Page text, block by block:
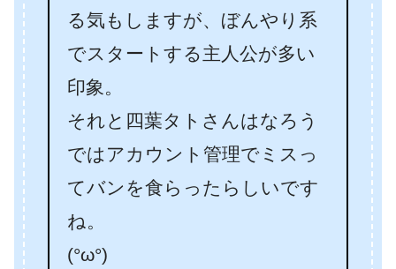
る気もしますが、ぼんやり系
でスタートする主人公が多い
印象。
それと四葉タトさんはなろう
ではアカウント管理でミスっ
てバンを食らったらしいです
ね。
(°ω°)